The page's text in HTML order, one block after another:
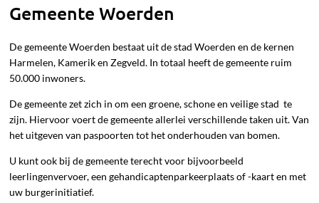
Gemeente Woerden
De gemeente Woerden bestaat uit de stad Woerden en de kernen
Harmelen, Kamerik en Zegveld. In totaal heeft de gemeente ruim
50.000 inwoners.
De gemeente zet zich in om een groene, schone en veilige stad te
zijn. Hiervoor voert de gemeente allerlei verschillende taken uit. Van
het uitgeven van paspoorten tot het onderhouden van bomen.
U kunt ook bij de gemeente terecht voor bijvoorbeeld
leerlingenvervoer, een gehandicaptenparkeerplaats of -kaart en met
uw burgerinitiatief.